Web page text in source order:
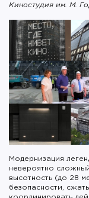
Киностудия им. М.
Модернизация
невероятно
высотность (до 28
безопасности,